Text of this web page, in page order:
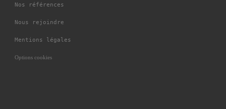
Nos références
Nous rejoindre
Mentions légales
Options cookies